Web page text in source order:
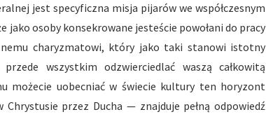
jest specyficzna misja pijarów we współczesnym
jako osoby konsekrowane jesteście powołani do pracy
charyzmatowi, który jako taki stanowi istotny
wszystkim odzwierciedlać waszą całkowitą
możecie uobecniać w świecie kultury ten horyzont
przez Ducha — znajduje pełną odpowiedź